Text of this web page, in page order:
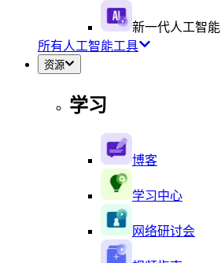
新一代人工智能
所有人工智能工具
资源
学习
博客
学习中心
网络研讨会